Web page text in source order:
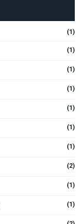
(1)
(1)
(1)
(1)
(1)
(1)
(1)
(2)
(1)
(1)